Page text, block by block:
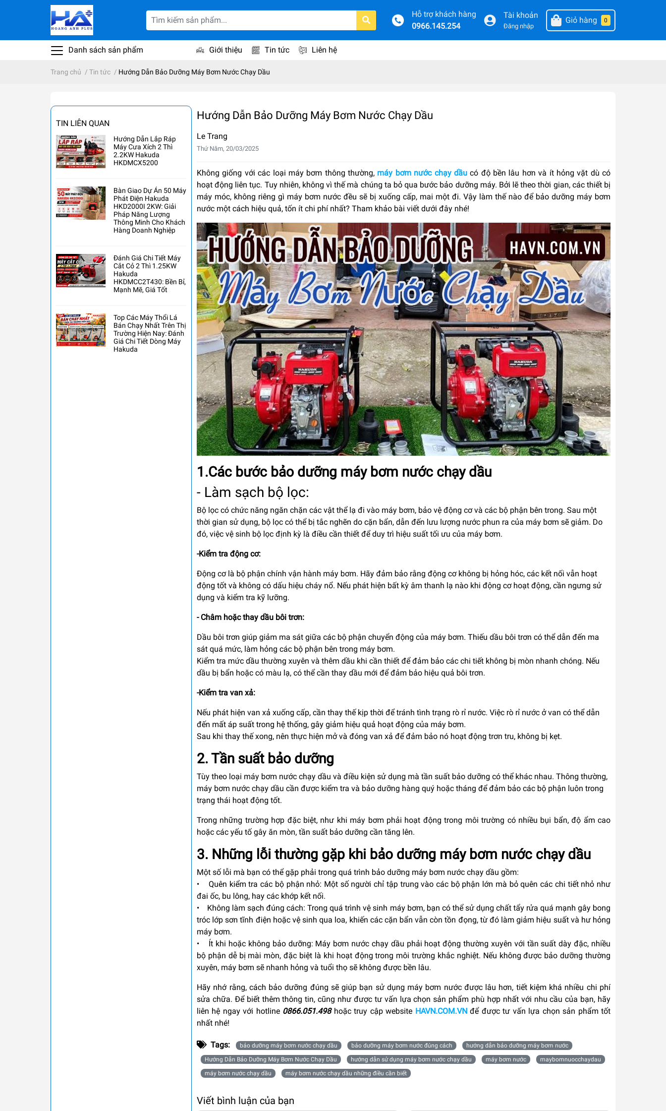
Hỗ trợ khách hàng
0966.145.254
Tài khoản
Đăng nhập
Giỏ hàng 0
Danh sách sản phẩm Giới thiệu Tin tức Liên hệ
Trang chủ / Tin tức / Hướng Dẫn Bảo Dưỡng Máy Bơm Nước Chạy Dầu
TIN LIÊN QUAN
Hướng Dẫn Lắp Ráp
Máy Cưa Xích 2 Thì
2.2KW Hakuda
HKDMCX5200
Bàn Giao Dự Án 50 Máy
Phát Điện Hakuda
HKD2000I 2KW: Giải
Pháp Năng Lượng
Thông Minh Cho Khách
Hàng Doanh Nghiệp
Đánh Giá Chi Tiết Máy
Cắt Cỏ 2 Thì 1.25KW
Hakuda
HKDMCC2T430: Bền Bỉ,
Mạnh Mẽ, Giá Tốt
Top Các Máy Thổi Lá
Bán Chạy Nhất Trên Thị
Trường Hiện Nay: Đánh
Giá Chi Tiết Dòng Máy
Hakuda
Hướng Dẫn Bảo Dưỡng Máy Bơm Nước Chạy Dầu
Le Trang
Thứ Năm, 20/03/2025
Không giống với các loại máy bơm thông thường, máy bơm nước chạy dầucó độ bền lâu hơn và ít hỏng vặt dù có
hoạt động liên tục. Tuy nhiên, không vì thế mà chúng ta bỏ qua bước bảo dưỡng máy. Bởi lẽ theo thời gian, các thiết bị
máy móc, không riêng gì máy bơm nước đều sẽ bị xuống cấp, mai một đi. Vậy làm thế nào để bảo dưỡng máy bơm
nước một cách hiệu quả, tốn ít chi phí nhất? Tham khảo bài viết dưới đây nhé!
1.Các bước bảo dưỡng máy bơm nước chạy dầu
- Làm sạch bộ lọc:
Bộ lọc có chức năng ngăn chặn các vật thể lạ đi vào máy bơm, bảo vệ động cơ và các bộ phận bên trong. Sau một
thời gian sử dụng, bộ lọc có thể bị tắc nghẽn do cặn bẩn, dẫn đến lưu lượng nước phun ra của máy bơm sẽ giảm. Do
đó, việc vệ sinh bộ lọc định kỳ là điều cần thiết để duy trì hiệu suất tối ưu của máy bơm.
-Kiểm tra động cơ:
Động cơ là bộ phận chính vận hành máy bơm. Hãy đảm bảo rằng động cơ không bị hỏng hóc, các kết nối vẫn hoạt
động tốt và không có dấu hiệu cháy nổ. Nếu phát hiện bất kỳ âm thanh lạ nào khi động cơ hoạt động, cần ngưng sử
dụng và kiểm tra kỹ lưỡng.
- Châm hoặc thay dầu bôi trơn:
Dầu bôi trơn giúp giảm ma sát giữa các bộ phận chuyển động của máy bơm. Thiếu dầu bôi trơn có thể dẫn đến ma
sát quá mức, làm hỏng các bộ phận bên trong máy bơm.
Kiểm tra mức dầu thường xuyên và thêm dầu khi cần thiết để đảm bảo các chi tiết không bị mòn nhanh chóng. Nếu
dầu bị bẩn hoặc có màu lạ, có thể cần thay dầu mới để đảm bảo hiệu quả bôi trơn.
-Kiểm tra van xả:
Nếu phát hiện van xả xuống cấp, cần thay thế kịp thời để tránh tình trạng rò rỉ nước. Việc rò rỉ nước ở van có thể dẫn
đến mất áp suất trong hệ thống, gây giảm hiệu quả hoạt động của máy bơm.
Sau khi thay thế xong, nên thực hiện mở và đóng van xả để đảm bảo nó hoạt động trơn tru, không bị kẹt.
2. Tần suất bảo dưỡng
Tùy theo loại máy bơm nước chạy dầu và điều kiện sử dụng mà tần suất bảo dưỡng có thể khác nhau. Thông thường,
máy bơm nước chạy dầu cần được kiểm tra và bảo dưỡng hàng quý hoặc tháng để đảm bảo các bộ phận luôn trong
trạng thái hoạt động tốt.
Trong những trường hợp đặc biệt, như khi máy bơm phải hoạt động trong môi trường có nhiều bụi bẩn, độ ẩm cao
hoặc các yếu tố gây ăn mòn, tần suất bảo dưỡng cần tăng lên.
3. Những lỗi thường gặp khi bảo dưỡng máy bơm nước chạy dầu
Một số lỗi mà bạn có thể gặp phải trong quá trình bảo dưỡng máy bơm nước chạy dầu gồm:
• Quên kiểm tra các bộ phận nhỏ: Một số người chỉ tập trung vào các bộ phận lớn mà bỏ quên các chi tiết nhỏ như
đai ốc, bu lông, hay các khớp kết nối.
• Không làm sạch đúng cách: Trong quá trình vệ sinh máy bơm, bạn có thể sử dụng chất tẩy rửa quá mạnh gây bong
tróc lớp sơn tĩnh điện hoặc vệ sinh qua loa, khiến các cặn bẩn vẫn còn tồn đọng, từ đó làm giảm hiệu suất và hư hỏng
máy bơm.
• Ít khi hoặc không bảo dưỡng: Máy bơm nước chạy dầu phải hoạt động thường xuyên với tần suất dày đặc, nhiều
bộ phận dễ bị mài mòn, đặc biệt là khi hoạt động trong môi trường khắc nghiệt. Nếu không được bảo dưỡng thường
xuyên, máy bơm sẽ nhanh hỏng và tuổi thọ sẽ không được bền lâu.
Hãy nhớ rằng, cách bảo dưỡng đúng sẽ giúp bạn sử dụng máy bơm nước được lâu hơn, tiết kiệm khá nhiều chi phí
sửa chữa. Để biết thêm thông tin, cũng như được tư vấn lựa chọn sản phẩm phù hợp nhất với nhu cầu của bạn, hãy
liên hệ ngay với hotline0866.051.498hoặc truy cập website HAVN.COM.VNđể được tư vấn lựa chọn sản phẩm tốt
nhất nhé!
Tags: bảo dưỡng máy bơm nước chạy dầu bảo dưỡng máy bơm nước đúng cách
hướng dẫn bảo dưỡng máy bơm nước
Hướng Dẫn Bảo Dưỡng Máy Bơm Nước Chạy Dầu
hướng dẫn sử dụng máy bơm nước chạy dầu máy bơm nước
maybomnuocchaydau
máy bơm nước chạy dầu
máy bơm nước chạy dầu những điều cần biết
Viết bình luận của bạn